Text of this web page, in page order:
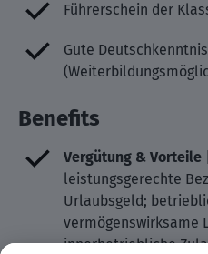
Führerschein der
Gute
Benefits
Vergütung & Vorteile
leistungsgerechte
Urlaubsgeld;
vermögenswirksame
innerbetriebliche